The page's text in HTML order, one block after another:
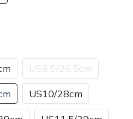
US8.5/26.5cm
US10/28cm